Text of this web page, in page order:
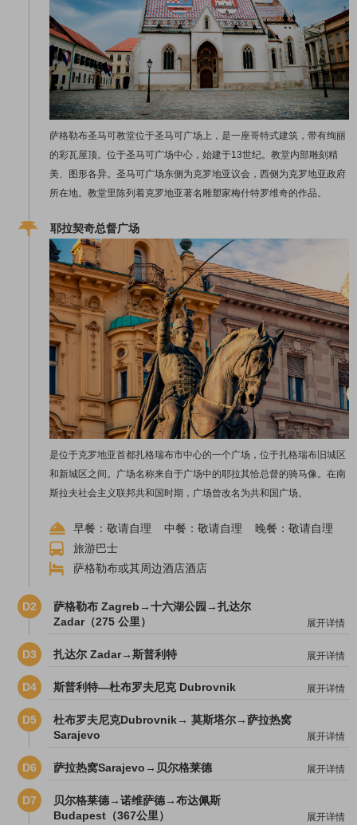
萨格勒布圣马可教堂位于圣马可广场上，是一座哥特式建筑，带有绚丽
的彩瓦屋顶。位于圣马可广场中心，始建于13世纪。教堂内部雕刻精
美、图形各异。圣马可广场东侧为克罗地亚议会，西侧为克罗地亚政府
所在地。教堂里陈列着克罗地亚著名雕塑家梅什特罗维奇的作品。
耶拉契奇总督广场
是位于克罗地亚首都扎格瑞布市中心的一个广场，位于扎格瑞布旧城区
和新城区之间。广场名称来自于广场中的耶拉其恰总督的骑马像。在南
斯拉夫社会主义联邦共和国时期，广场曾改名为共和国广场。
早餐：敬请自理 中餐：敬请自理 晚餐：敬请自理
旅游巴士
萨格勒布或其周边酒店酒店
D2
萨格勒布 Zagreb→十六湖公园→扎达尔
Zadar（275 公里）
展开详情
D3 扎达尔 Zadar→斯普利特 展开详情
D4 斯普利特—杜布罗夫尼克 Dubrovnik 展开详情
D5
杜布罗夫尼克Dubrovnik→ 莫斯塔尔→萨拉热窝
Sarajevo
展开详情
D6 萨拉热窝Sarajevo→贝尔格莱德 展开详情
D7
贝尔格莱德→诺维萨德→布达佩斯
Budapest（367公里）
展开详情